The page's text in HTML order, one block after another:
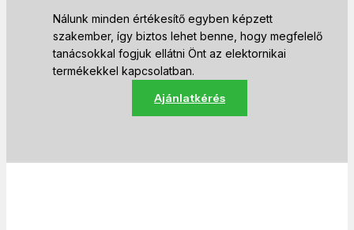
Nálunk minden értékesítő egyben képzett
szakember, így biztos lehet benne, hogy megfelelő
tanácsokkal fogjuk ellátni Önt az elektornikai
termékekkel kapcsolatban.
Ajánlatkérés